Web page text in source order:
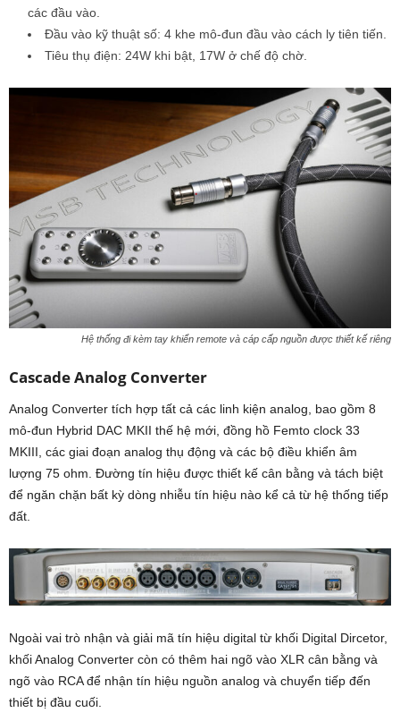
các đầu vào.
Đầu vào kỹ thuật số: 4 khe mô-đun đầu vào cách ly tiên tiến.
Tiêu thụ điện: 24W khi bật, 17W ở chế độ chờ.
Hệ thống đi kèm tay khiển remote và cáp cấp nguồn được thiết kế riêng
Cascade Analog Converter
Analog Converter tích hợp tất cả các linh kiện analog, bao gồm 8
mô-đun Hybrid DAC MKII thế hệ mới, đồng hồ Femto clock 33
MKIII, các giai đoạn analog thụ động và các bộ điều khiển âm
lượng 75 ohm. Đường tín hiệu được thiết kế cân bằng và tách biệt
để ngăn chặn bất kỳ dòng nhiễu tín hiệu nào kể cả từ hệ thống tiếp
đất.
Ngoài vai trò nhận và giải mã tín hiệu digital từ khối Digital Dircetor,
khối Analog Converter còn có thêm hai ngõ vào XLR cân bằng và
ngõ vào RCA để nhận tín hiệu nguồn analog và chuyển tiếp đến
thiết bị đầu cuối.